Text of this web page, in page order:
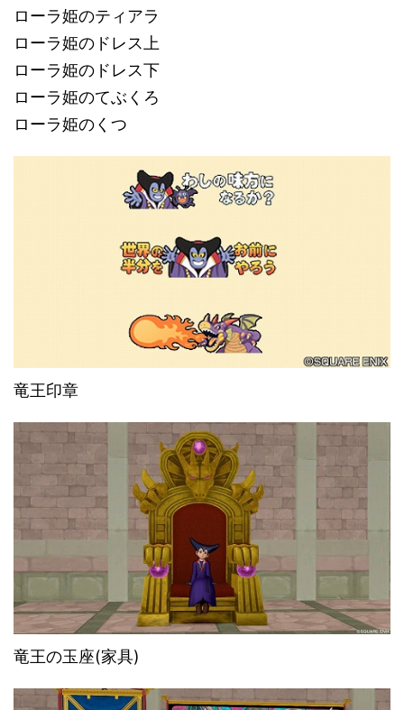
ローラ姫のティアラ
ローラ姫のドレス上
ローラ姫のドレス下
ローラ姫のてぶくろ
ローラ姫のくつ
竜王印章
竜王の玉座(家具)